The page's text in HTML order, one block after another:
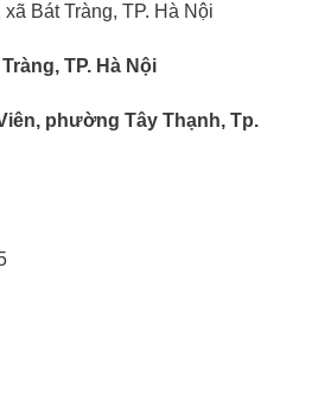
xã Bát Tràng, TP. Hà Nội
TP. Hà Nội
phường Tây Thạnh, Tp.